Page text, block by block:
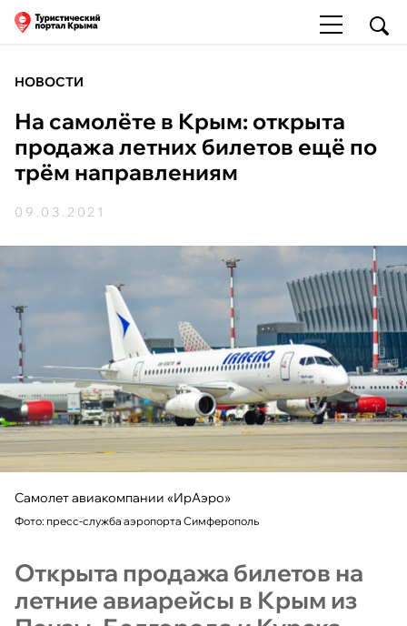
НОВОСТИ
На самолёте в Крым: открыта
продажа летних билетов ещё по
трём направлениям
09.03.2021
Самолет авиакомпании «ИрАэро»
Фото: пресс-служба аэропорта Симферополь
Открыта продажа билетов на
летние авиарейсы в Крым из